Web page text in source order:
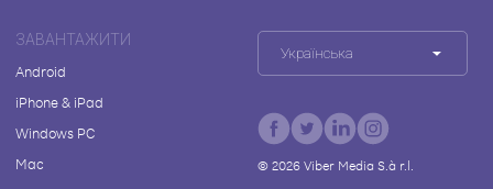
ЗАВАНТАЖИТИ
Android
iPhone & iPad
Windows PC
Mac
Українська
© 2026Viber Media S.à r.l.